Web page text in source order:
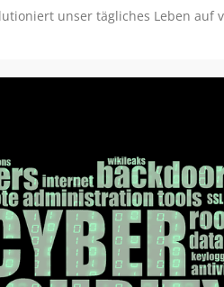
unser tägliches Leben auf